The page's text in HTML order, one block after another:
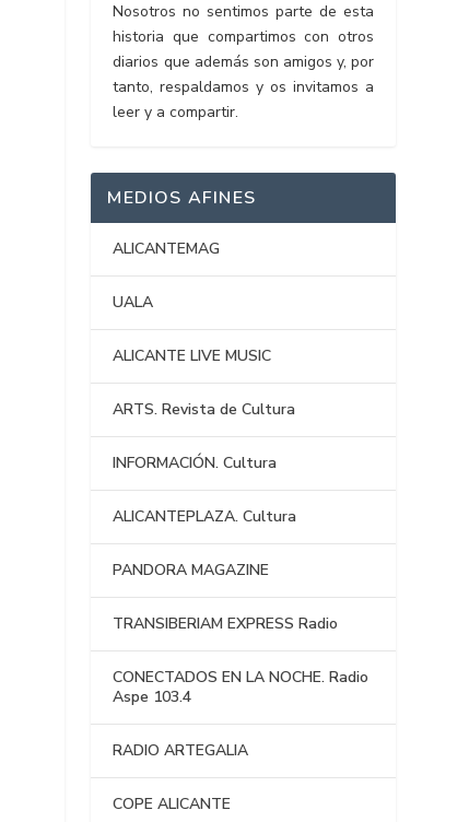
Nosotros no sentimos parte de esta
historia que compartimos con otros
diarios que además son amigos y, por
tanto, respaldamos y os invitamos a
leer y a compartir.
MEDIOS AFINES
ALICANTEMAG
UALA
ALICANTE LIVE MUSIC
ARTS. Revista de Cultura
INFORMACIÓN. Cultura
ALICANTEPLAZA. Cultura
PANDORA MAGAZINE
TRANSIBERIAM EXPRESS Radio
CONECTADOS EN LA NOCHE. Radio
Aspe 103.4
RADIO ARTEGALIA
COPE ALICANTE